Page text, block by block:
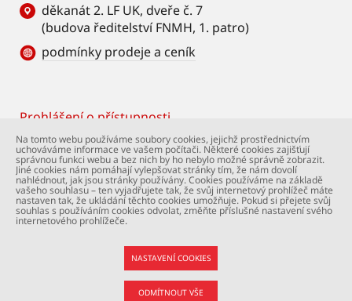
děkanát 2. LF UK, dveře č. 7
(budova ředitelství FNMH, 1. patro)
podmínky prodeje a ceník
Footer
Prohlášení o přístupnosti
© Univerzita Karlova – 2. lékařská fakulta. Všechna
práva vyhrazena. Foto: 2. LF a Shutterstock.com.
Podpora webu:webmaster@lfmotol.cuni.cz
Na tomto webu používáme soubory cookies, jejichž prostřednictvím
uchováváme informace ve vašem počítači. Některé cookies zajišťují
správnou funkci webu a bez nich by ho nebylo možné správně zobrazit.
Jiné cookies nám pomáhají vylepšovat stránky tím, že nám dovolí
nahlédnout, jak jsou stránky používány. Cookies používáme na základě
vašeho souhlasu – ten vyjadřujete tak, že svůj internetový prohlížeč máte
nastaven tak, že ukládání těchto cookies umožňuje. Pokud si přejete svůj
souhlas s používáním cookies odvolat, změňte příslušné nastavení svého
internetového prohlížeče.
NASTAVENÍ COOKIES
ODMÍTNOUT VŠE